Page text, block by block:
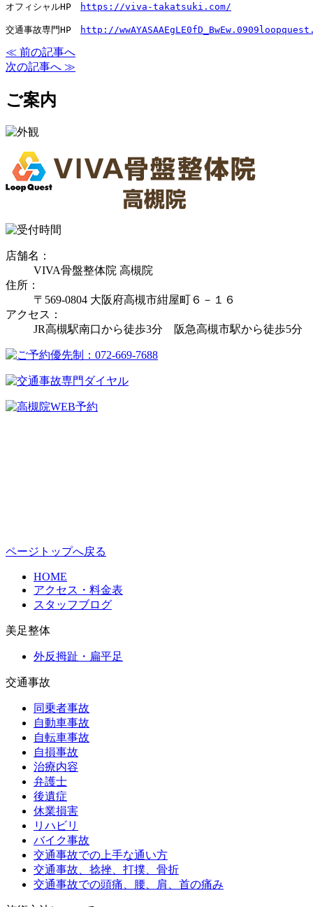
オフィシャルHP https://viva-takatsuki.com/
交通事故専門HP http://
≪ 前の記事へ
次の記事へ ≫
ご案内
店舗名：
VIVA骨盤整体院 高槻院
住所：
〒569-0804 大阪府高槻市紺屋町６－１６
アクセス：
JR高槻駅南口から徒歩3分 阪急高槻市駅から徒歩5分
ページトップへ戻る
HOME
アクセス・料金表
スタッフブログ
美足整体
外反拇趾・扁平足
交通事故
同乗者事故
自動車事故
自転車事故
自損事故
治療内容
弁護士
後遺症
休業損害
リハビリ
バイク事故
交通事故での上手な通い方
交通事故、捻挫、打撲、骨折
交通事故での頭痛、腰、肩、首の痛み